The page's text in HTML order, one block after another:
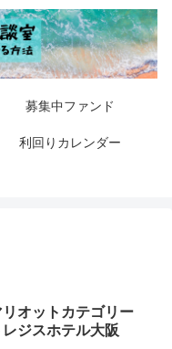
募集中ファンド
利回りカレンダー
リオットカテゴリー
レジスホテル大阪